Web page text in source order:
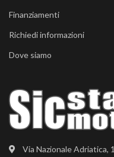
Via Nazionale Adriatica,
Finanziamenti
Richiedi informazioni
Dove siamo